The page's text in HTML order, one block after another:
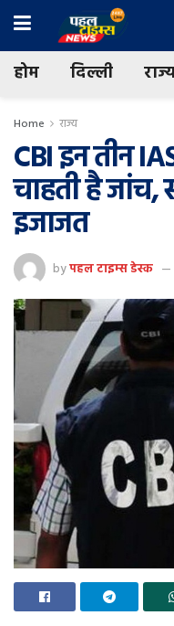
होम दिल्ली राज्य
Home राज्य
CBI इन तीन
चाहती है जांच,
इजाजत
byपहल टाइम्स डेस्क